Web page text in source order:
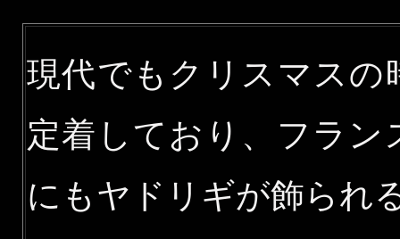
現代でもクリスマスの
定着しており、フラ
にもヤドリギが飾られ